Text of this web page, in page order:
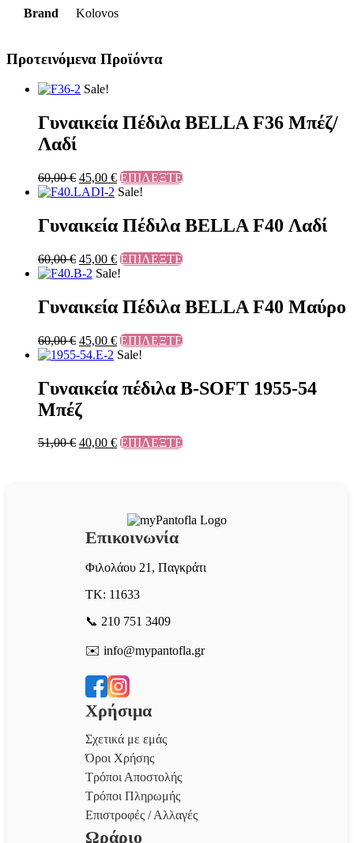
Brand Kolovos
Προτεινόμενα Προϊόντα
Sale!
Γυναικεία Πέδιλα BELLA F36 Μπέζ/
Λαδί
60,00€ 45,00 € ΕΠΙΛΕΞΤΕ
Sale!
Γυναικεία Πέδιλα BELLA F40 Λαδί
60,00€ 45,00 € ΕΠΙΛΕΞΤΕ
Sale!
Γυναικεία Πέδιλα BELLA F40 Μαύρο
60,00€ 45,00 € ΕΠΙΛΕΞΤΕ
Sale!
Γυναικεία πέδιλα B-SOFT 1955-54
Μπέζ
51,00€ 40,00 € ΕΠΙΛΕΞΤΕ
Επικοινωνία
Φιλολάου 21, Παγκράτι
ΤΚ: 11633
📞 210 751 3409
✉️ info@mypantofla.gr
Χρήσιμα
Σχετικά με εμάς
Όροι Χρήσης
Τρόποι Αποστολής
Τρόποι Πληρωμής
Επιστροφές / Αλλαγές
Ωράριο